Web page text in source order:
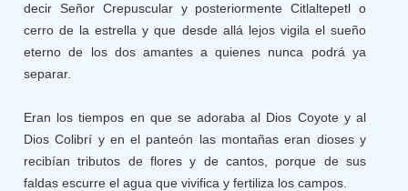
decir Señor Crepuscular y posteriormente Citlaltepetl o
cerro de la estrella y que desde allá lejos vigila el sueño
eterno de los dos amantes a quienes nunca podrá ya
separar.
Eran los tiempos en que se adoraba al Dios Coyote y al
Dios Colibrí y en el panteón las montañas eran dioses y
recibían tributos de flores y de cantos, porque de sus
faldas escurre el agua que vivifica y fertiliza los campos.